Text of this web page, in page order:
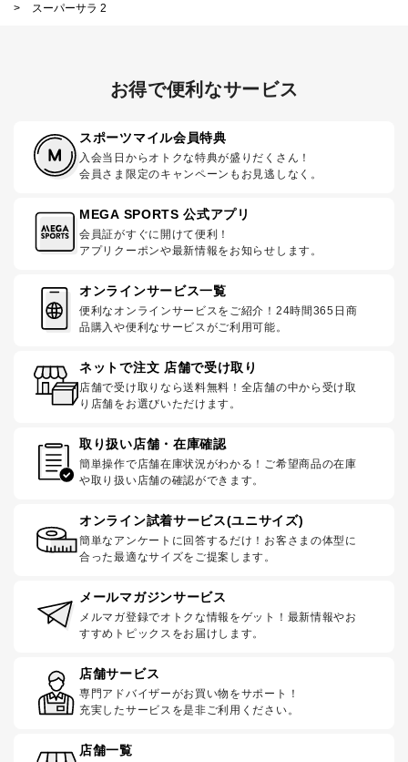
>
スーパーサラ 2
お得で便利なサービス
スポーツマイル会員特典
入会当日からオトクな特典が盛りだくさん！
会員さま限定のキャンペーンもお見逃しなく。
MEGA SPORTS 公式アプリ
会員証がすぐに開けて便利！
アプリクーポンや最新情報をお知らせします。
オンラインサービス一覧
便利なオンラインサービスをご紹介！24時間365日商
品購入や便利なサービスがご利用可能。
ネットで注文 店舗で受け取り
店舗で受け取りなら送料無料！全店舗の中から受け取
り店舗をお選びいただけます。
取り扱い店舗・在庫確認
簡単操作で店舗在庫状況がわかる！ご希望商品の在庫
や取り扱い店舗の確認ができます。
オンライン試着サービス(ユニサイズ)
簡単なアンケートに回答するだけ！お客さまの体型に
合った最適なサイズをご提案します。
メールマガジンサービス
メルマガ登録でオトクな情報をゲット！最新情報やお
すすめトピックスをお届けします。
店舗サービス
専門アドバイザーがお買い物をサポート！
充実したサービスを是非ご利用ください。
店舗一覧